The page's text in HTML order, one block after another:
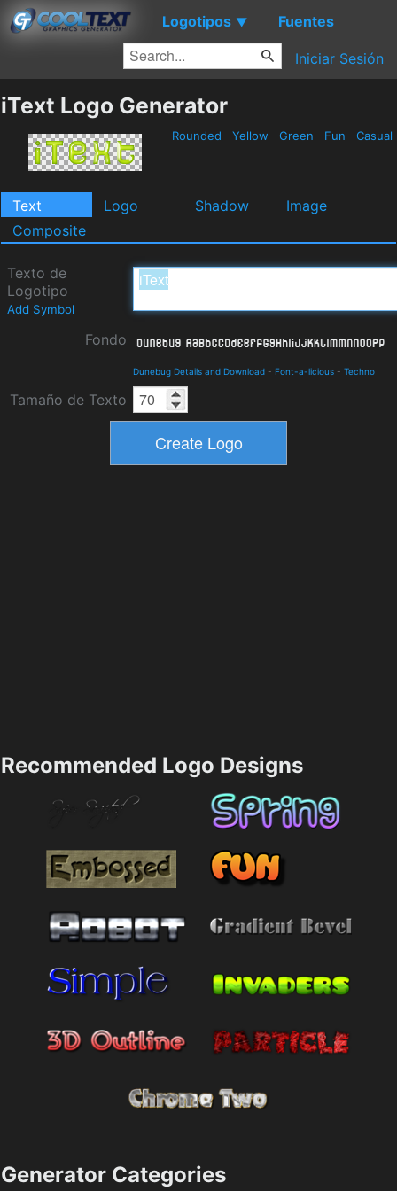
Logotipos ▼ Fuentes
Iniciar Sesión
iText Logo Generator
Rounded Yellow Green Fun Casual
Text Logo Shadow
Image
Composite
Texto de
Logotipo
Add Symbol
Fondo
Dunebug Details and Download - Font-a-licious - Techno
Tamaño de Texto
Recommended Logo Designs
Generator Categories